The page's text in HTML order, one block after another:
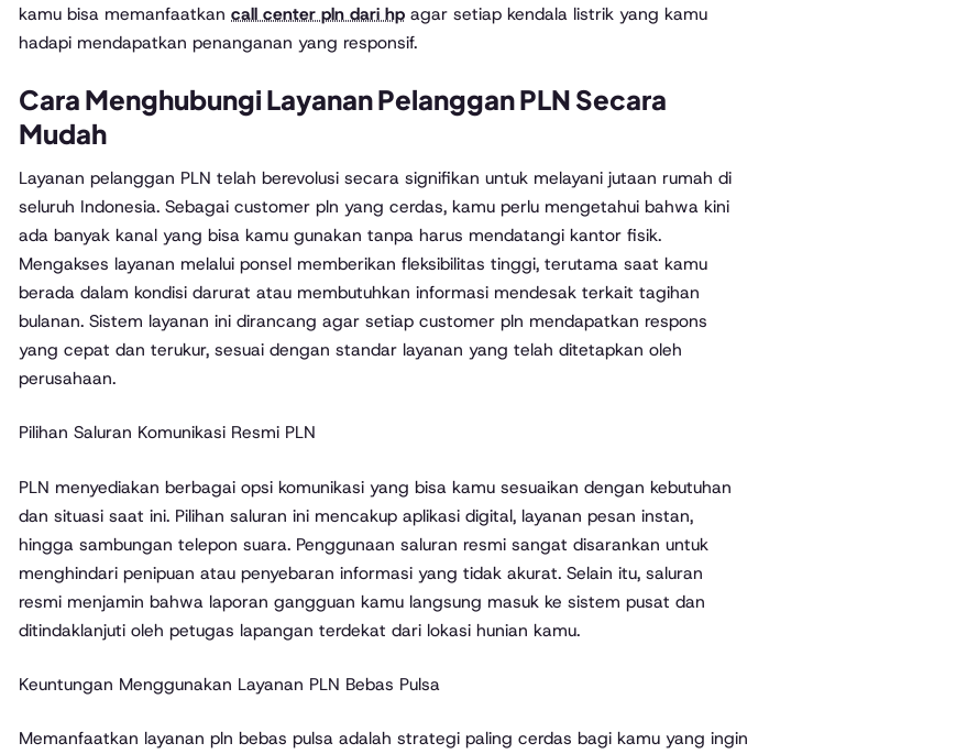
kamu bisa memanfaatkan call center pln dari hp agar setiap kendala listrik yang kamu
hadapi mendapatkan penanganan yang responsif.
Cara Menghubungi Layanan Pelanggan PLN Secara
Mudah
Layanan pelanggan PLN telah berevolusi secara signifikan untuk melayani jutaan rumah di
seluruh Indonesia. Sebagai customer pln yang cerdas, kamu perlu mengetahui bahwa kini
ada banyak kanal yang bisa kamu gunakan tanpa harus mendatangi kantor fisik.
Mengakses layanan melalui ponsel memberikan fleksibilitas tinggi, terutama saat kamu
berada dalam kondisi darurat atau membutuhkan informasi mendesak terkait tagihan
bulanan. Sistem layanan ini dirancang agar setiap customer pln mendapatkan respons
yang cepat dan terukur, sesuai dengan standar layanan yang telah ditetapkan oleh
perusahaan.
Pilihan Saluran Komunikasi Resmi PLN
PLN menyediakan berbagai opsi komunikasi yang bisa kamu sesuaikan dengan kebutuhan
dan situasi saat ini. Pilihan saluran ini mencakup aplikasi digital, layanan pesan instan,
hingga sambungan telepon suara. Penggunaan saluran resmi sangat disarankan untuk
menghindari penipuan atau penyebaran informasi yang tidak akurat. Selain itu, saluran
resmi menjamin bahwa laporan gangguan kamu langsung masuk ke sistem pusat dan
ditindaklanjuti oleh petugas lapangan terdekat dari lokasi hunian kamu.
Keuntungan Menggunakan Layanan PLN Bebas Pulsa
Memanfaatkan layanan pln bebas pulsa adalah strategi paling cerdas bagi kamu yang ingin